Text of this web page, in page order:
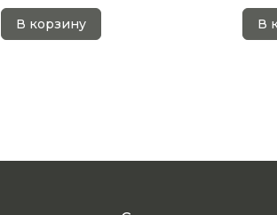
В корзину В